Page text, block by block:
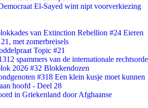
El-Sayed wint nipt voorverkiezing
van Extinction Rebellion #24 Eieren
met zomerbreisels
Topic #21
spammers van de internationale rechtsorde
2026 #32 Blokkendozen
#318 Een klein kusje moet kunnen
hoofd - Deel 28
in Griekenland door Afghaanse